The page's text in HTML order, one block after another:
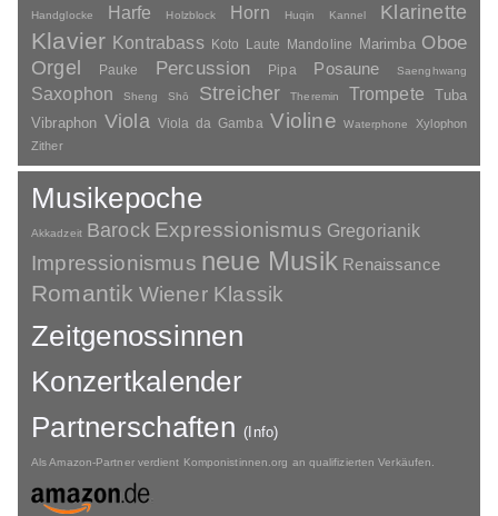
Handglocke
Harfe Holzblock Horn Huqin Kannel Klarinette
Klavier Kontrabass Koto Laute Mandoline Marimba Oboe
Orgel Pauke Percussion Pipa Posaune Saenghwang
Saxophon Sheng Shō Streicher Theremin Trompete
Tuba
Vibraphon Viola Viola da Gamba Violine Waterphone
Xylophon
Zither
Musikepoche
Akkadzeit Barock Expressionismus Gregorianik
Impressionismus neue Musik Renaissance
Romantik Wiener Klassik
Zeitgenossinnen
Konzertkalender
Partnerschaften(Info)
Als Amazon-Partner verdient Komponistinnen.org an qualifizierten Verkäufen.